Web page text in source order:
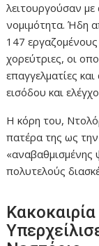
λειτουργούσαν
νομιμότητα. Ήδη
147
χορεύτριες, οι
επαγγελματίες
εισόδου και
Η κόρη του,
πατέρα της ως
«αναβαθμισμένης
πολυτελούς